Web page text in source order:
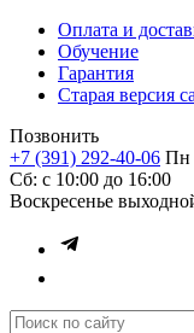
Оплата и
Обучение
Гарантия
Старая версия
Позвонить
+7 (391) 292-40-06 Пн
Сб: c 10:00 до 16:00
​Воскресенье